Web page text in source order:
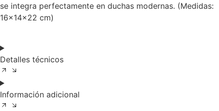
se integra perfectamente en duchas modernas. (Medidas:
16x14x22 cm)
Detalles técnicos
Información adicional